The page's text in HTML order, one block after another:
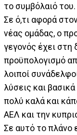
το συμβόλαιό του.
Σε ό,τι αφορά
νέας ομάδας, ο
γεγονός έχει στη
προϋπολογισμό
λοιποί
λύσεις και
πολύ καλά και
ΑΕΛ και την
Σε αυτό το πλάνο